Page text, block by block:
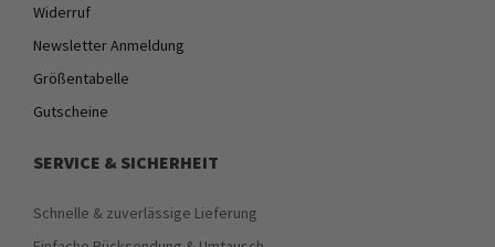
Widerruf
Newsletter Anmeldung
Größentabelle
Gutscheine
SERVICE & SICHERHEIT
Schnelle & zuverlässige Lieferung